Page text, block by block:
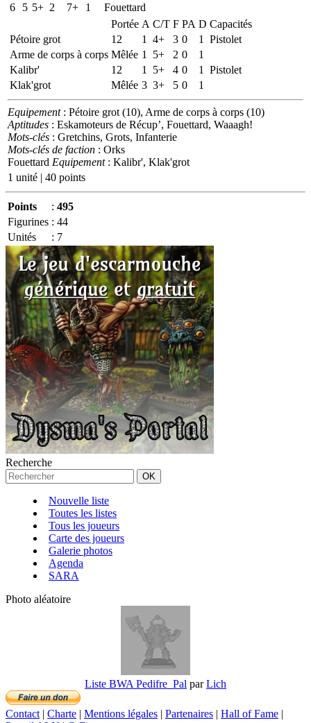
6
5 5+ 2 7+ 1
Fouettard
Portée A C/T F PA D Capacités
Pétoire grot
12 1 4+ 3 0 1
Pistolet
Arme de corps à corps Mêlée 1 5+ 2 0
1
Kalibr'
12 1 5+ 4 0 1
Pistolet
Klak'grot
Mêlée 3 3+ 5 0 1
Equipement: Pétoire grot (10), Arme de corps à corps (10)
Aptitudes : Eskamoteurs de Récup’, Fouettard, Waaagh!
Mots-clés : Gretchins, Grots, Infanterie
Mots-clés de faction : Orks
Fouettard Equipement: Kalibr', Klak'grot
1 unité | 40 points
Points : 495
Figurines : 44
Unités
: 7
Recherche
Nouvelle liste
Toutes les listes
Tous les joueurs
Carte des joueurs
Galerie photos
Agenda
SARA
Photo aléatoire
Liste BWA Pedifre_Pal parLich
Contact | Charte | Mentions légales | Partenaires | Hall of Fame |